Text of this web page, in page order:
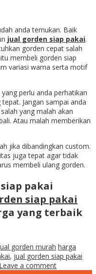
anda temukan. Baik
jual gorden siap pakai.
gorden cepat salah
membeli gorden siap
variasi warna serta motif
perlu anda perhatikan
Jangan sampai anda
yang malah akan
Atau malah memberikan
jika dibandingkan custom.
juga tepat agar tidak
membeli ulang gorden.
pakai
siap pakai
yang terbaik
gorden murah harga
, jual gorden siap pakai
Leave a comment